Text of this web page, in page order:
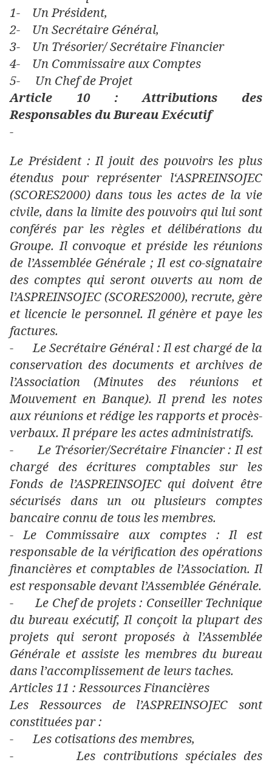
1-
Un Président,
2-
Un Secrétaire Général,
3-
Un Trésorier/ Secrétaire Financier
4-
Un Commissaire aux Comptes
5- Un Chef de Projet
Article 10 : Attributions des
Responsables du Bureau Exécutif
-
Le Président : Il jouit des pouvoirs les plus
étendus pour représenter l‘ASPREINSOJEC
(SCORES2000) dans tous les actes de la vie
civile, dans la limite des pouvoirs qui lui sont
conférés par les règles et délibérations du
Groupe. Il convoque et préside les réunions
de l’Assemblée Générale ; Il est co-signataire
des comptes qui seront ouverts au nom de
l’ASPREINSOJEC (SCORES2000), recrute, gère
et licencie le personnel. Il génère et paye les
factures.
-
Le Secrétaire Général : Il est chargé de la
conservation des documents et archives de
l’Association (Minutes des réunions et
Mouvement en Banque). Il prend les notes
aux réunions et rédige les rapports et procès-
verbaux. Il prépare les actes administratifs.
-
Le Trésorier/Secrétaire Financier : Il est
chargé des écritures comptables sur les
Fonds de l’ASPREINSOJEC qui doivent être
sécurisés dans un ou plusieurs comptes
bancaire connu de tous les membres.
- Le Commissaire aux comptes : Il est
responsable de la vérification des opérations
financières et comptables de l’Association. Il
est responsable devant l’Assemblée Générale.
-
Le Chef de projets : Conseiller Technique
du bureau exécutif, Il conçoit la plupart des
projets qui seront proposés à l’Assemblée
Générale et assiste les membres du bureau
dans l’accomplissement de leurs taches.
Articles 11 : Ressources Financières
Les Ressources de l’ASPREINSOJEC sont
constituées par :
-
Les cotisations des membres,
-
Les contributions spéciales des